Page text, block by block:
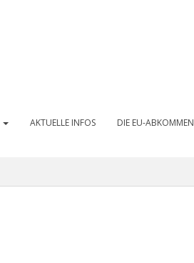
AKTUELLE INFOS DIE EU-ABKOMMEN